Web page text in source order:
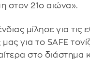
στον 21ο αιώνα».
μίλησε για τις
για το SAFE
στο διάστημα